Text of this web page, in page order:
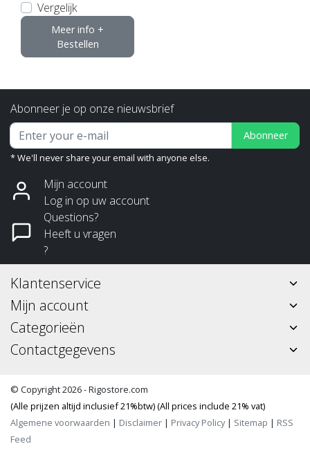
Vergelijk
Meer info +
Bestellen
Abonneer je op onze nieuwsbrief
Abonneer
* We'll never share your email with anyone else.
Mijn account
Log in op uw account
Questions?
Heeft u vragen
?
Klantenservice
Mijn account
Categorieën
Contactgegevens
© Copyright 2026 - Rigostore.com
(Alle prijzen altijd inclusief 21%btw) (All prices include 21% vat)
Algemene voorwaarden | Disclaimer | Privacy Policy| Sitemap | RSS
Feed